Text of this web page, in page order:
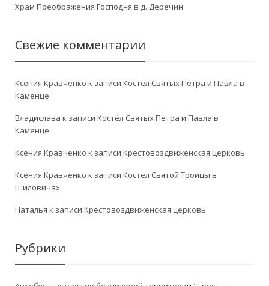
Храм Преображения Господня в д. Деречин
Свежие комментарии
Ксения Кравченко к записи Костёл Святых Петра и Павла в
Каменце
Владислава к записи Костёл Святых Петра и Павла в
Каменце
Ксения Кравченко к записи Крестовоздвиженская церковь
Ксения Кравченко к записи Костел Святой Троицы в
Шиловичах
Наталья к записи Крестовоздвиженская церковь
Рубрики